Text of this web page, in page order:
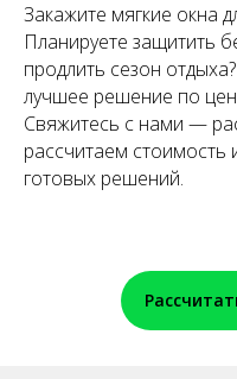
Закажите мягкие окна
Планируете защитить
продлить сезон
лучшее решение по
Свяжитесь с нами —
рассчитаем стоимость
готовых решений.